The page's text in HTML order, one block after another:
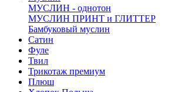
МУСЛИН - однотон
МУСЛИН ПРИНТ и ГЛИТТЕР
Бамбуковый муслин
Сатин
Фуле
Твил
Трикотаж премиум
Плюш